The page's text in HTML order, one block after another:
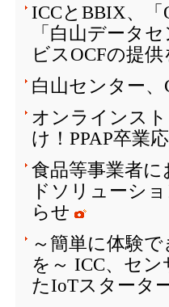
ICCとBBIX、「
「白山データ
ビスOCFの提供
白山センター
オンラインス
け！PPAP卒業
食品等事業者
ドソリューシ
らせ
～簡単に体験
を～ ICC、セ
たIoTスタータ